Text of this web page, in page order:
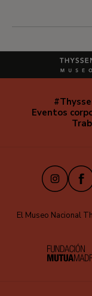
Navegación
secundaria
Eventos
Instagram
El Museo Nacional